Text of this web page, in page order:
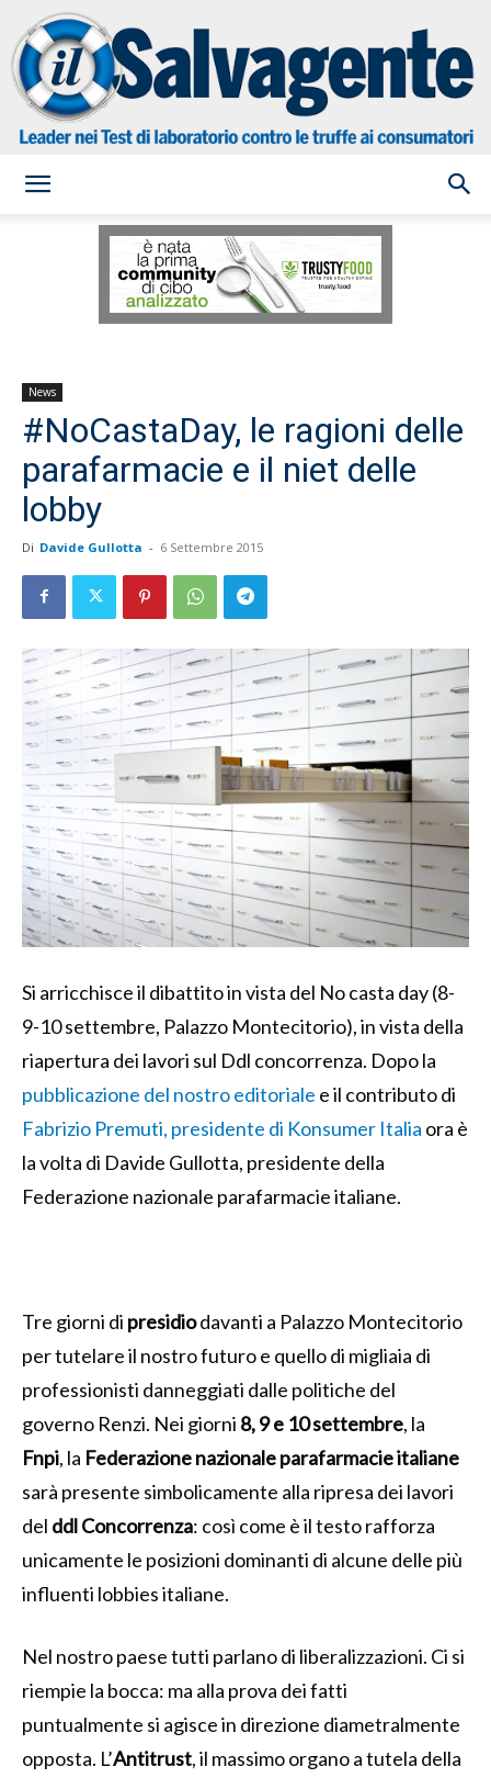
Salvagente
News
#NoCastaDay, le ragioni delle
parafarmacie e il niet delle
lobby
Di Davide Gullotta - 6 Settembre 2015
Si arricchisce il dibattito in vista del No casta day (8-
9-10 settembre, Palazzo Montecitorio), in vista della
riapertura dei lavori sul Ddl concorrenza. Dopo la
pubblicazione del nostro editoriale e il contributo di
Fabrizio Premuti, presidente di Konsumer Italia ora è
la volta di Davide Gullotta, presidente della
Federazione nazionale parafarmacie italiane.
Tre giorni di presidiodavanti a Palazzo Montecitorio
per tutelare il nostro futuro e quello di migliaia di
professionisti danneggiati dalle politiche del
governo Renzi. Nei giorni 8, 9 e 10 settembre, la
Fnpi, la Federazione nazionale parafarmacie italiane
sarà presente simbolicamente alla ripresa dei lavori
del ddl Concorrenza: così come è il testo rafforza
unicamente le posizioni dominanti di alcune delle più
influenti lobbies italiane.
Nel nostro paese tutti parlano di liberalizzazioni. Ci si
riempie la bocca: ma alla prova dei fatti
puntualmente si agisce in direzione diametralmente
opposta. L’Antitrust, il massimo organo a tutela della